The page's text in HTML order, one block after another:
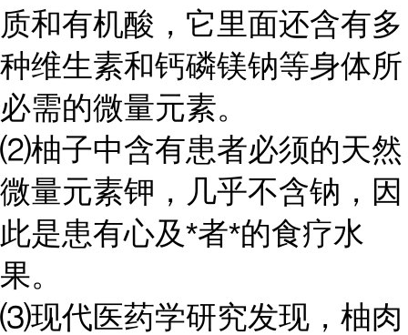
质和有机酸，它里面还含有多
种维生素和钙磷镁钠等身体所
必需的微量元素。
⑵柚子中含有患者必须的天然
微量元素钾，几乎不含钠，因
此是患有心及*者*的食疗水
果。
⑶现代医药学研究发现，柚肉